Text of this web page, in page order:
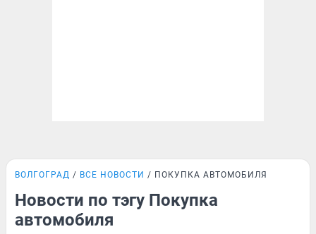
ВОЛГОГРАД ВСЕ НОВОСТИ ПОКУПКА АВТОМОБИЛЯ
Новости по тэгу Покупка
автомобиля